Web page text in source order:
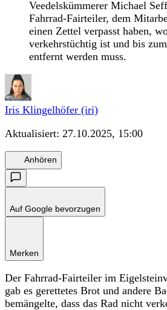
Veedelskümmerer Michael
Fahrrad-Fairteiler, dem
einen Zettel verpasst haben,
verkehrstüchtig ist und bis
entfernt werden muss.
Iris Klingelhöfer (iri)
Aktualisiert: 27.10.2025, 15:00
Anhören
Auf Google bevorzugen
Merken
Der Fahrrad-Fairteiler im
gab es gerettetes Brot und andere
bemängelte, dass das Rad nicht